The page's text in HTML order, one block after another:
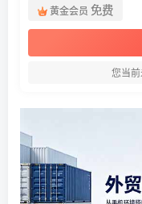
黄金会员 免费
您当